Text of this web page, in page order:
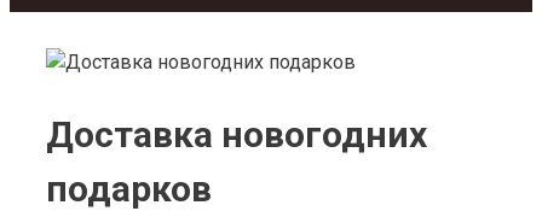
Доставка новогодних
подарков